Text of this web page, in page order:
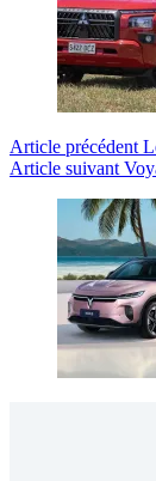
Article précédent
Article suivant